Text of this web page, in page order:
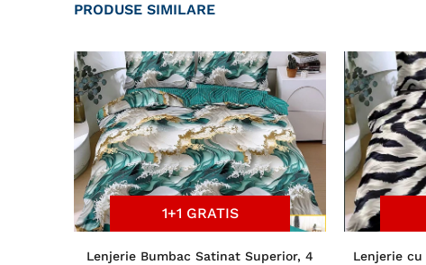
PRODUSE SIMILARE
1+1 GRATIS
Lenjerie Bumbac Satinat Superior, 4
Lenjerie cu